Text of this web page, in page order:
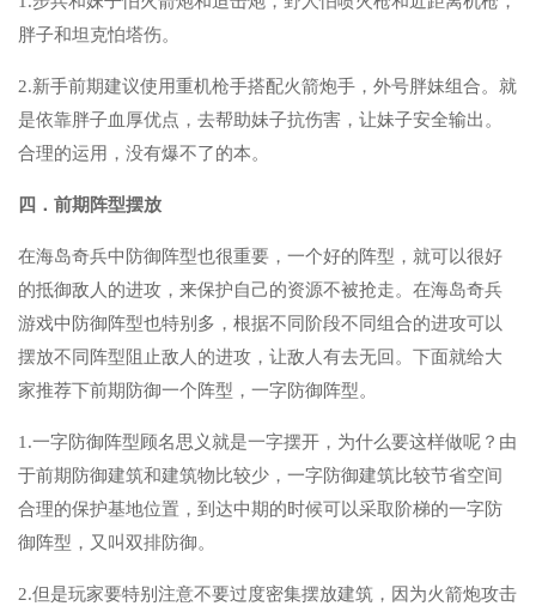
胖子和坦克怕塔伤。
2.新手前期建议使用重机枪手搭配火箭炮手，外号胖妹组合。就
是依靠胖子血厚优点，去帮助妹子抗伤害，让妹子安全输出。
合理的运用，没有爆不了的本。
四．前期阵型摆放
在海岛奇兵中防御阵型也很重要，一个好的阵型，就可以很好
的抵御敌人的进攻，来保护自己的资源不被抢走。在海岛奇兵
游戏中防御阵型也特别多，根据不同阶段不同组合的进攻可以
摆放不同阵型阻止敌人的进攻，让敌人有去无回。下面就给大
家推荐下前期防御一个阵型，一字防御阵型。
1.一字防御阵型顾名思义就是一字摆开，为什么要这样做呢？由
于前期防御建筑和建筑物比较少，一字防御建筑比较节省空间
合理的保护基地位置，到达中期的时候可以采取阶梯的一字防
御阵型，又叫双排防御。
2.但是玩家要特别注意不要过度密集摆放建筑，因为火箭炮攻击